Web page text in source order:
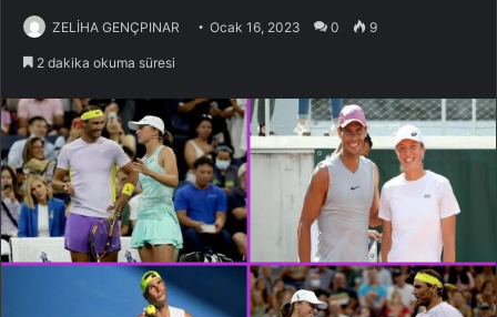
ZELİHA GENÇPINAR Ocak 16, 2023 0 9
2 dakika okuma süresi